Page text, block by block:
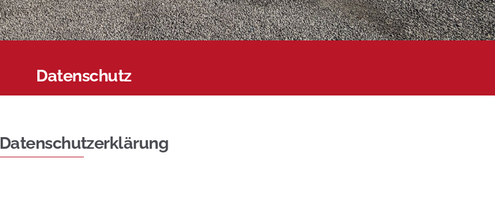
Datenschutz
Datenschutzerklärung